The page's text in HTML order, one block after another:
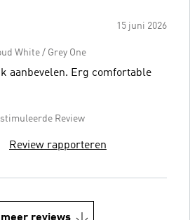
15 juni 2026
White / Grey One
aanbevelen. Erg comfortable
Review
Review rapporteren
meer reviews